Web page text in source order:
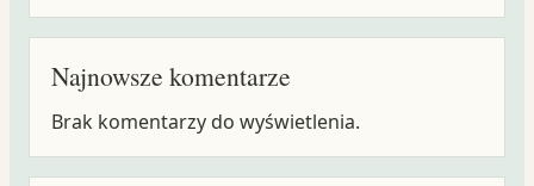
Najnowsze komentarze
Brak komentarzy do wyświetlenia.